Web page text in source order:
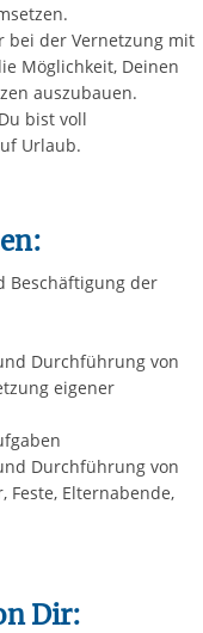
bei der Vernetzung mit
Möglichkeit, Deinen
auszubauen.
bist voll
Urlaub.
Beschäftigung der
Durchführung von
eigener
Durchführung von
Feste, Elternabende,
Dir: